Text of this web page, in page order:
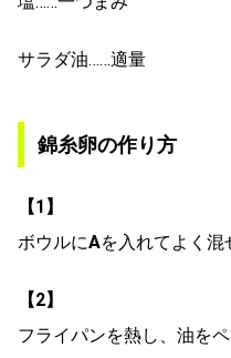
サラダ油……適量
錦糸卵の作り方
【1】
ボウルにAを入れてよく混
【2】
フライパンを熱し、油を